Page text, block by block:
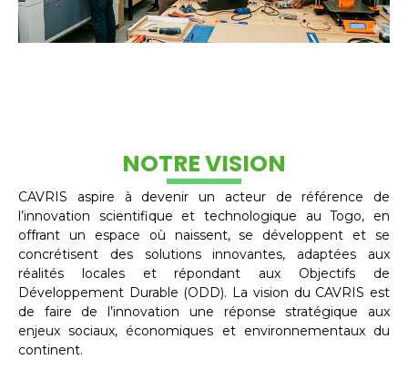
NOTRE VISION
CAVRIS aspire à devenir un acteur de référence de
l’innovation scientifique et technologique au Togo, en
offrant un espace où naissent, se développent et se
concrétisent des solutions innovantes, adaptées aux
réalités locales et répondant aux Objectifs de
Développement Durable (ODD). La vision du CAVRIS est
de faire de l’innovation une réponse stratégique aux
enjeux sociaux, économiques et environnementaux du
continent.